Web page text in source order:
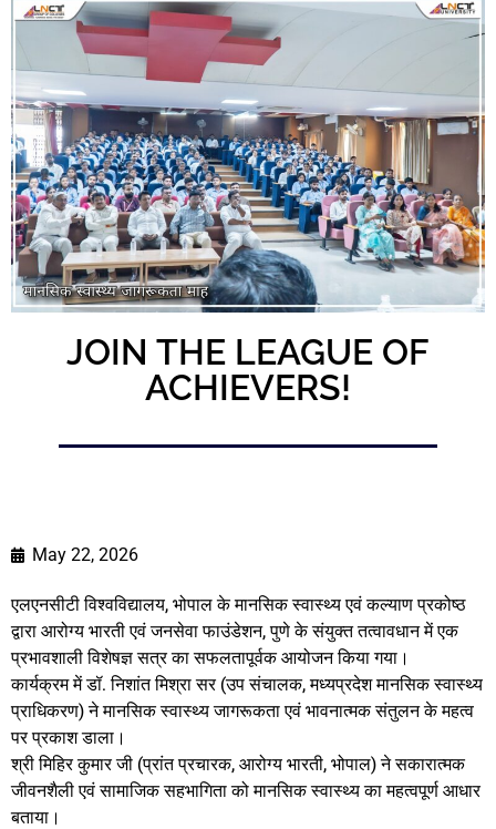
JOIN THE LEAGUE OF
ACHIEVERS!
May 22, 2026
एलएनसीटी विश्वविद्यालय, भोपाल के मानसिक स्वास्थ्य एवं कल्याण प्रकोष्ठ
द्वारा आरोग्य भारती एवं जनसेवा फाउंडेशन, पुणे के संयुक्त तत्वावधान में एक
प्रभावशाली विशेषज्ञ सत्र का सफलतापूर्वक आयोजन किया गया।
कार्यक्रम में डॉ. निशांत मिश्रा सर (उप संचालक, मध्यप्रदेश मानसिक स्वास्थ्य
प्राधिकरण) ने मानसिक स्वास्थ्य जागरूकता एवं भावनात्मक संतुलन के महत्व
पर प्रकाश डाला।
श्री मिहिर कुमार जी (प्रांत प्रचारक, आरोग्य भारती, भोपाल) ने सकारात्मक
जीवनशैली एवं सामाजिक सहभागिता को मानसिक स्वास्थ्य का महत्वपूर्ण आधार
बताया।